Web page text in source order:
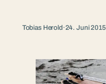
Tobias Herold·24. Juni 2015